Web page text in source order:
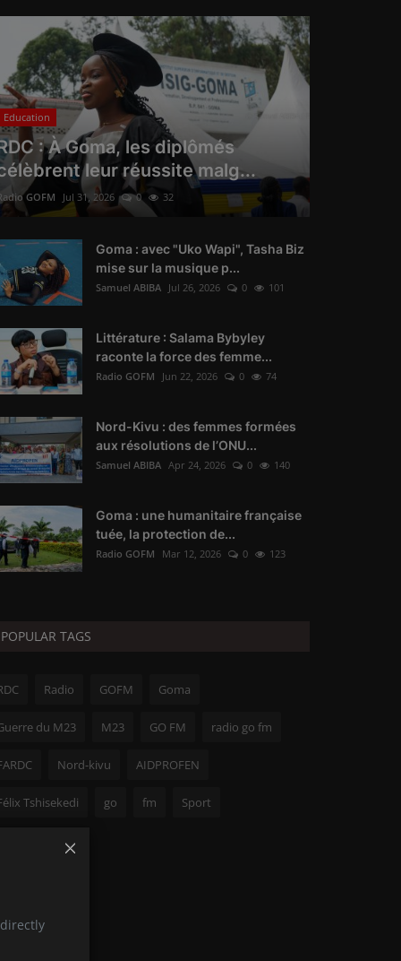
Education
: À Goma, les diplômés
leur réussite malg...
GOFM Jul 31, 2026 0 32
Goma : avec "Uko Wapi", Tasha Biz
mise sur la musique p...
Samuel ABIBA Jul 26, 2026 0 101
Littérature : Salama Bybyley
raconte la force des femme...
Radio GOFM Jun 22, 2026 0 74
Nord-Kivu : des femmes formées
aux résolutions de l’ONU...
Samuel ABIBA Apr 24, 2026 0 140
Goma : une humanitaire française
tuée, la protection de...
Radio GOFM Mar 12, 2026 0 123
POPULAR TAGS
Radio GOFM Goma
du M23 M23 GO FM radio go fm
Nord-kivu AIDPROFEN
Tshisekedi go fm Sport